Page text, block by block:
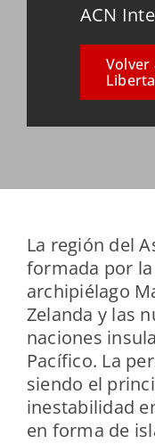
ACN
Volver
La región del
formada por
archipiélago
Zelanda y las
naciones
Pacífico. La
siendo el
inestabilidad
en forma de